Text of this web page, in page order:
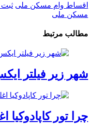
اقساط وام مسکن ملی
مسکن ملی
مطالب مرتبط
شهر زیر فیلتر
چرا تور